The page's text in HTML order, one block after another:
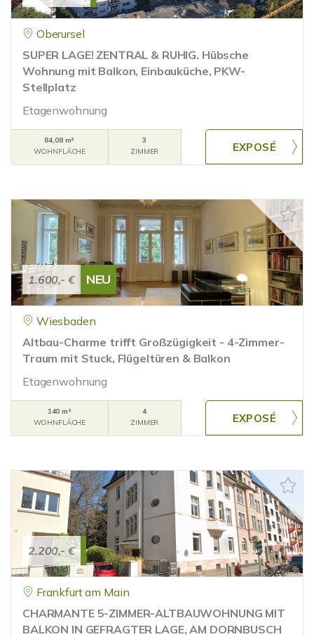
Oberursel
SUPER LAGE! ZENTRAL & RUHIG. Hübsche
Wohnung mit Balkon, Einbauküche, PKW-
Stellplatz
Etagenwohnung
84,08 m²
WOHNFLÄCHE
3
ZIMMER
1.600,- € NEU
Wiesbaden
Altbau-Charme trifft Großzügigkeit - 4-Zimmer-
Traum mit Stuck, Flügeltüren & Balkon
Etagenwohnung
140 m²
WOHNFLÄCHE
4
ZIMMER
2.200,- €
Frankfurt am Main
CHARMANTE 5-ZIMMER-ALTBAUWOHNUNG MIT
BALKON IN GEFRAGTER LAGE, AM DORNBUSCH